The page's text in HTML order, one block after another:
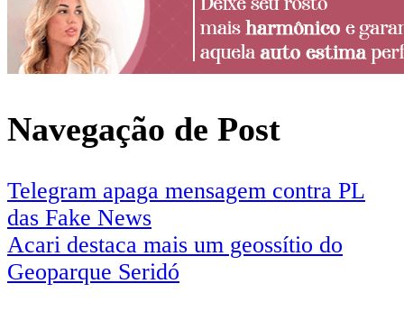
Navegação de Post
Telegram apaga mensagem contra PL
das Fake News
Acari destaca mais um geossítio do
Geoparque Seridó